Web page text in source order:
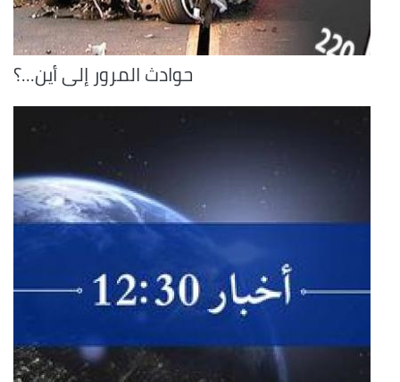
حوادث المرور إلى أين...؟